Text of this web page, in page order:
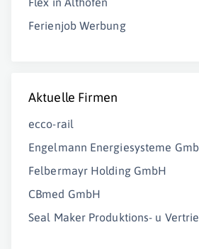
Ferienjob Werbung
Aktuelle Firmen
ecco-rail
Engelmann Energiesysteme
Felbermayr Holding GmbH
CBmed GmbH
Seal Maker Produktions- u